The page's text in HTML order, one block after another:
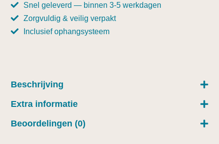
Snel geleverd — binnen 3-5 werkdagen
Zorgvuldig & veilig verpakt
Inclusief ophangsysteem
Beschrijving
Extra informatie
Beoordelingen (0)